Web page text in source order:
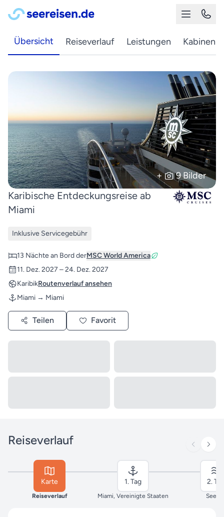
Übersicht Reiseverlauf Leistungen Kabinen
+ 9 Bilder
Karibische Entdeckungsreise ab
Miami
Inklusive Servicegebühr
13 Nächte an Bord derMSC World America
11. Dez. 2027 – 24. Dez. 2027
KaribikRoutenverlauf ansehen
Miami → Miami
Teilen Favorit
Reiseverlauf
Karte
Reiseverlauf
1. Tag
Miami, Vereinigte Staaten
2.